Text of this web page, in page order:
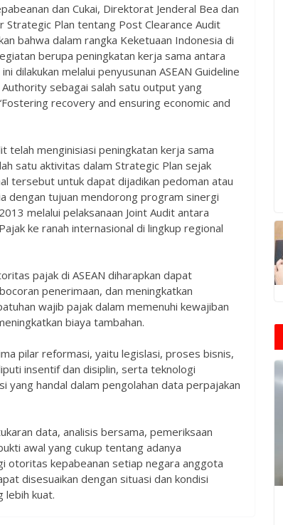
dan Cukai, Direktorat Jenderal Bea dan
Strategic Plan tentang Post Clearance Audit
bahwa dalam rangka Keketuaan Indonesia di
berupa peningkatan kerja sama antara
dilakukan melalui penyusunan ASEAN Guideline
sebagai salah satu output yang
recovery and ensuring economic and
telah menginisiasi peningkatan kerja sama
satu aktivitas dalam Strategic Plan sejak
tersebut untuk dapat dijadikan pedoman atau
dengan tujuan mendorong program sinergi
melalui pelaksanaan Joint Audit antara
ke ranah internasional di lingkup regional
pajak di ASEAN diharapkan dapat
penerimaan, dan meningkatkan
wajib pajak dalam memenuhi kewajiban
biaya tambahan.
pilar reformasi, yaitu legislasi, proses bisnis,
insentif dan disiplin, serta teknologi
handal dalam pengolahan data perpajakan
data, analisis bersama, pemeriksaan
awal yang cukup tentang adanya
otoritas kepabeanan setiap negara anggota
disesuaikan dengan situasi dan kondisi
lebih kuat.